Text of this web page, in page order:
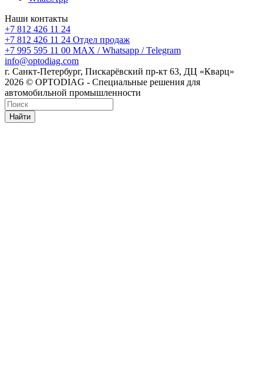
Наши контакты
+7 812 426 11 24
+7 812 426 11 24 Отдел продаж
+7 995 595 11 00 MAX / Whatsapp / Telegram
info@optodiag.com
г. Санкт-Петербург, Пискарёвский пр-кт 63, ДЦ «Кварц»
2026 © OPTODIAG - Специальные решения для
автомобильной промышленности
Найти